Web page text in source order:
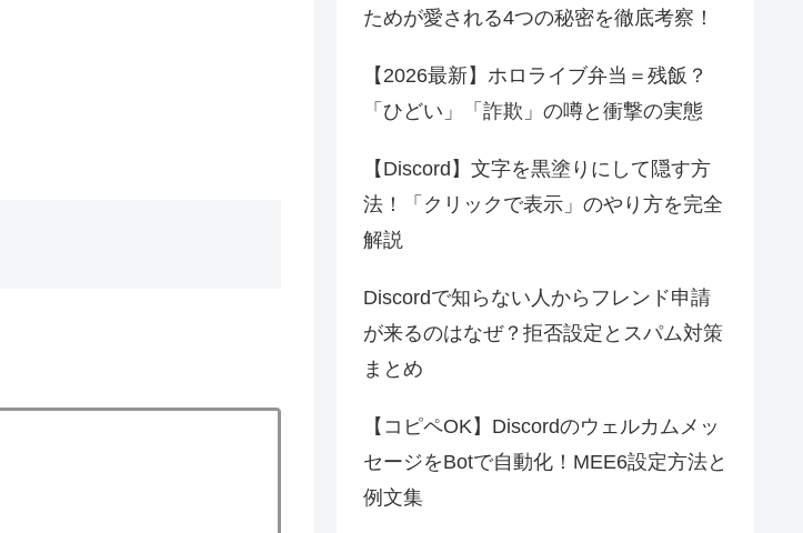
ためが愛される4つの秘密を徹底考察！
【2026最新】ホロライブ弁当＝残飯？
「ひどい」「詐欺」の噂と衝撃の実態
【Discord】文字を黒塗りにして隠す方
法！「クリックで表示」のやり方を完全
解説
Discordで知らない人からフレンド申請
が来るのはなぜ？拒否設定とスパム対策
まとめ
【コピペOK】Discordのウェルカムメッ
セージをBotで自動化！MEE6設定方法と
例文集